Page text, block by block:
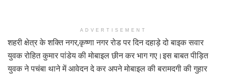
ADVERTISEMENT
शहरी क्षेत्र के शक्ति नगर,कृष्णा नगर रोड पर दिन दहाड़े दो बाइक सवार
युवक रोहित कुमार पांडेय की मोबाइल छीन कर भाग गए।इस बाबत पीड़ित
युवक ने पचंबा थाने में आवेदन दे कर अपने मोबाइल की बरामदगी की गुहार